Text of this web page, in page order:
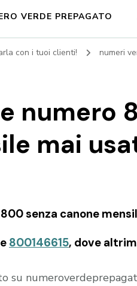
VERDE PREPAGATO
con i tuoi clienti! numeri
numero
mai
senza canone
800146615, dove
su